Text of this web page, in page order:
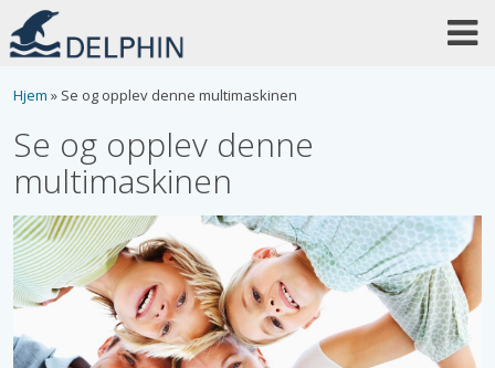
Skip
to
content
Hjem » Se og opplev denne multimaskinen
Se og opplev denne
multimaskinen